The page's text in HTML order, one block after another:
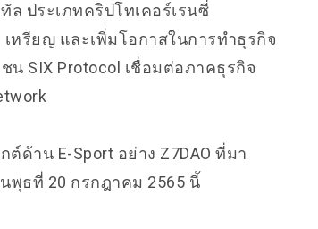
ประเภทคริปโทเคอร์เรนซี่
เหรียญ และเพิ่มโอกาสในการทำธุรกิจ
น SIX Protocol เชื่อมต่อภาคธุรกิจ
ต์ด้าน E-Sport อย่าง Z7DAO ที่มา
ธที่ 20 กรกฎาคม 2565 นี้